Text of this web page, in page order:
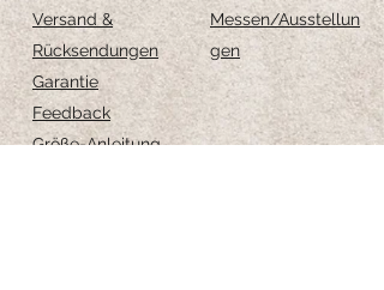
Versand &
Rücksendungen
Garantie
Feedback
Größe-Anleitung
Messen/Ausstellun
gen